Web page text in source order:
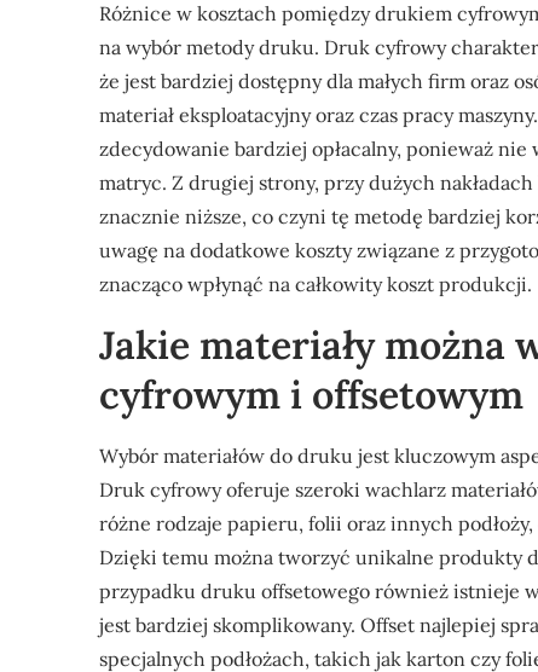
Różnice w kosztach pomiędzy drukiem
na wybór metody druku. Druk cyfrowy
że jest bardziej dostępny dla małych firm oraz
materiał eksploatacyjny oraz czas pracy
zdecydowanie bardziej opłacalny, ponieważ
matryc. Z drugiej strony, przy dużych
znacznie niższe, co czyni tę metodę bardziej
uwagę na dodatkowe koszty związane z
znacząco wpłynąć na całkowity koszt produkcji.
Jakie materiały można
cyfrowym i offsetowym
Wybór materiałów do druku jest kluczowym
Druk cyfrowy oferuje szeroki wachlarz
różne rodzaje papieru, folii oraz innych
Dzięki temu można tworzyć unikalne produkty
przypadku druku offsetowego również istnieje
jest bardziej skomplikowany. Offset najlepiej
specjalnych podłożach, takich jak karton czy